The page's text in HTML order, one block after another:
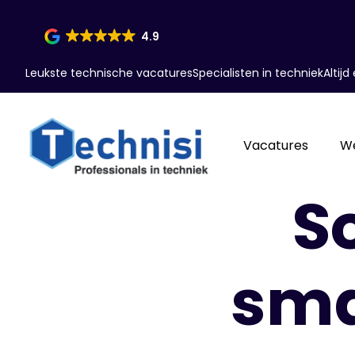
4.9
Leukste technische vacaturesSpecialisten in techniekAltijd
Vacatures